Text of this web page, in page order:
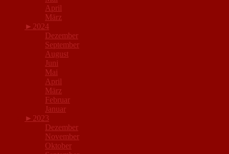
April
März
► 2024
Dezember
September
August
Juni
Mai
April
März
Februar
Januar
► 2023
Dezember
November
Oktober